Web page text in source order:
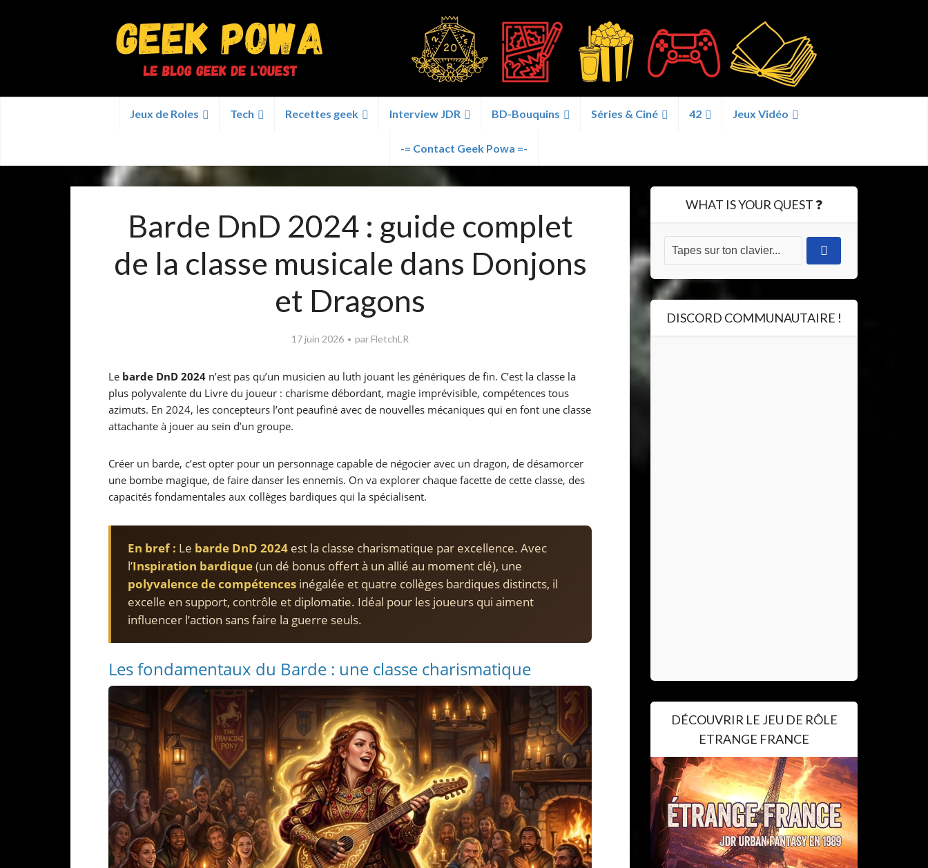
Jeux de Roles Tech Recettes geek Interview JDR BD-Bouquins Séries & Ciné 42 Jeux Vidéo
-= Contact Geek Powa =-
Barde DnD 2024 : guide complet
de la classe musicale dans Donjons
et Dragons
17 juin 2026 parFletchLR
Le barde DnD 2024 n’est pas qu’un musicien au luth jouant les génériques de fin. C’est la classe la
plus polyvalente du Livre du joueur : charisme débordant, magie imprévisible, compétences tous
azimuts. En 2024, les concepteurs l’ont peaufiné avec de nouvelles mécaniques qui en font une classe
attachante à jouer au sein d’un groupe.
Créer un barde, c’est opter pour un personnage capable de négocier avec un dragon, de désamorcer
une bombe magique, de faire danser les ennemis. On va explorer chaque facette de cette classe, des
capacités fondamentales aux collèges bardiques qui la spécialisent.
En bref : Le barde DnD 2024 est la classe charismatique par excellence. Avec
l’Inspiration bardique(un dé bonus offert à un allié au moment clé), une
polyvalence de compétences inégalée et quatre collèges bardiques distincts, il
excelle en support, contrôle et diplomatie. Idéal pour les joueurs qui aiment
influencer l’action sans faire la guerre seuls.
Les fondamentaux du Barde : une classe charismatique
WHAT IS YOUR QUEST ❓
DISCORD COMMUNAUTAIRE !
DÉCOUVRIR LE JEU DE RÔLE
ETRANGE FRANCE